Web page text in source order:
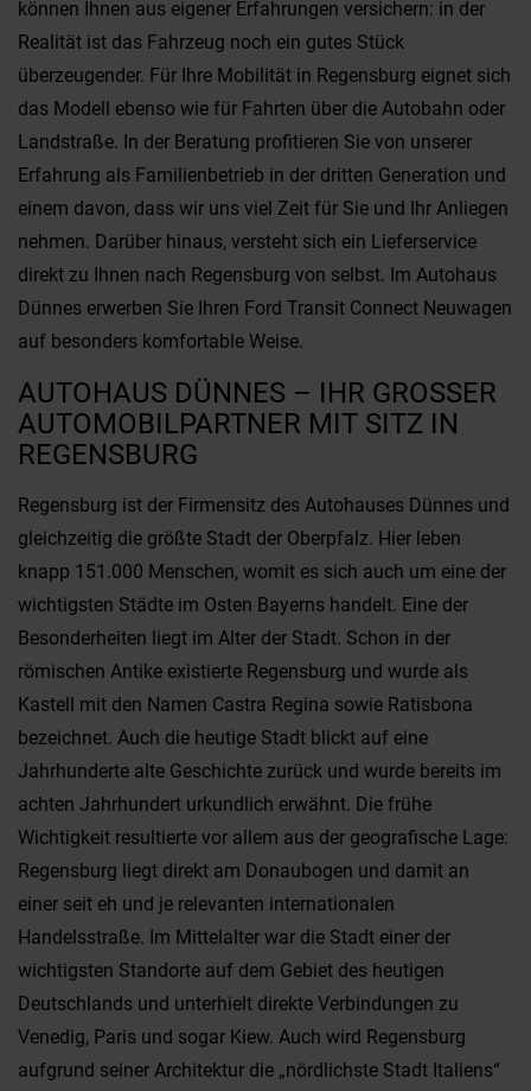
können Ihnen aus eigener Erfahrungen versichern: in der
Realität ist das Fahrzeug noch ein gutes Stück
überzeugender. Für Ihre Mobilität in Regensburg eignet sich
das Modell ebenso wie für Fahrten über die Autobahn oder
Landstraße. In der Beratung profitieren Sie von unserer
Erfahrung als Familienbetrieb in der dritten Generation und
einem davon, dass wir uns viel Zeit für Sie und Ihr Anliegen
nehmen. Darüber hinaus, versteht sich ein Lieferservice
direkt zu Ihnen nach Regensburg von selbst. Im Autohaus
Dünnes erwerben Sie Ihren Ford Transit Connect Neuwagen
auf besonders komfortable Weise.
AUTOHAUS DÜNNES – IHR GROSSER A
UTOMOBILPARTNER MIT SITZ IN R
EGENSBURG
Regensburg ist der Firmensitz des Autohauses Dünnes und
gleichzeitig die größte Stadt der Oberpfalz. Hier leben
knapp 151.000 Menschen, womit es sich auch um eine der
wichtigsten Städte im Osten Bayerns handelt. Eine der
Besonderheiten liegt im Alter der Stadt. Schon in der
römischen Antike existierte Regensburg und wurde als
Kastell mit den Namen Castra Regina sowie Ratisbona
bezeichnet. Auch die heutige Stadt blickt auf eine
Jahrhunderte alte Geschichte zurück und wurde bereits im
achten Jahrhundert urkundlich erwähnt. Die frühe
Wichtigkeit resultierte vor allem aus der geografische Lage:
Regensburg liegt direkt am Donaubogen und damit an
einer seit eh und je relevanten internationalen
Handelsstraße. Im Mittelalter war die Stadt einer der
wichtigsten Standorte auf dem Gebiet des heutigen
Deutschlands und unterhielt direkte Verbindungen zu
Venedig, Paris und sogar Kiew. Auch wird Regensburg
aufgrund seiner Architektur die „nördlichste Stadt Italiens“